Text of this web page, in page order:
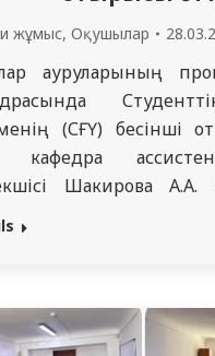
жұмыс, Оқушылар
ауруларының
(СҒҮ) бесінші
Шакирова А.А.
педиатрия
қатар, кафедра